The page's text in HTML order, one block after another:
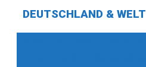
DEUTSCHLAND & WELT